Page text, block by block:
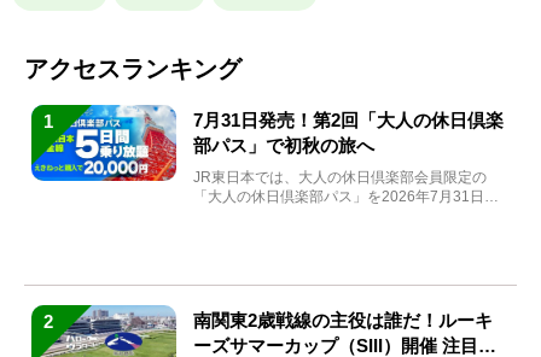
アクセスランキング
1
7月31日発売！第2回「大人の休日倶楽
部パス」で初秋の旅へ
JR東日本では、大人の休日倶楽部会員限定の
「大人の休日倶楽部パス」を2026年7月31日
2
南関東2歳戦線の主役は誰だ！ルーキ
ーズサマーカップ（SIII）開催 注目馬